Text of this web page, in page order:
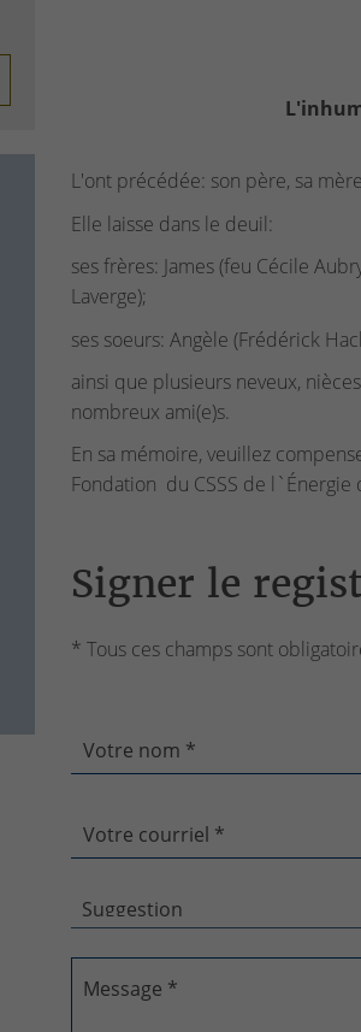
L'ont précédée: son père, sa
Elle laisse dans le deuil:
ses frères: James (feu Cécile
Laverge);
ses soeurs: Angèle (Frédérick
ainsi que plusieurs neveux,
nombreux ami(e)s.
En sa mémoire, veuillez
Fondation du CSSS de l`Énergie
Signer le
* Tous ces champs sont
Votre nom *
Votre courriel *
Message *